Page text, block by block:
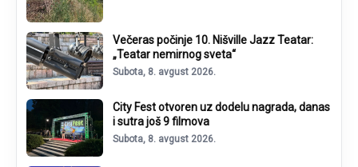
Večeras počinje 10. Nišville Jazz Teatar:
„Teatar nemirnog sveta“
Subota, 8. avgust 2026.
City Fest otvoren uz dodelu nagrada, danas
i sutra još 9 filmova
Subota, 8. avgust 2026.